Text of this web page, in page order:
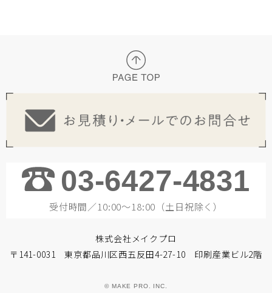
03-6427-4831
受付時間／10:00～18:00（土日祝除く）
株式会社メイクプロ
〒141-0031 東京都品川区西五反田4-27-10 印刷産業ビル2階
© MAKE PRO. INC.